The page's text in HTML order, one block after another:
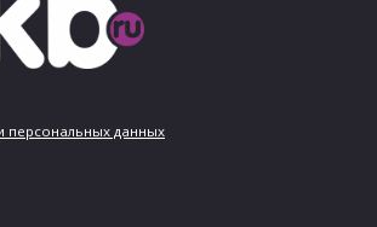
персональных данных